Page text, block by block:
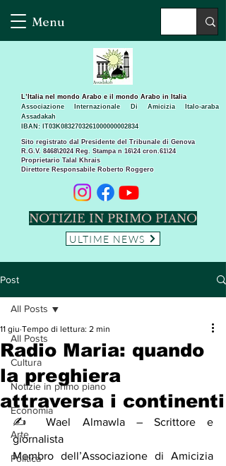
Menu
Sito registrato dal Presidente del Tribunale di Genova
R.G.V. 8468\2024 Reg. Stampa n 16\24 cron.61\24 ​
Proprietario Talal Khrais
Direttore Responsabile Roberto Roggero
L’Italia nel mondo Arabo e il mondo Arabo in Italia
Associazione Internazionale Di Amicizia Italo-araba
Assadakah
IBAN: IT03K0832703261000000002834
NOTIZIE IN PRIMO PIANO
ULTIME NEWS
Post
All Posts
Cultura
Notizie in primo piano
Economia
Arte
Politica
All Posts
Radio Maria: quando
la preghiera
attraversa i continenti
11 giu Tempo di lettura: 2 min
✍️ Wael Almawla – Scrittore e
giornalista
Membro dell’Associazione di Amicizia